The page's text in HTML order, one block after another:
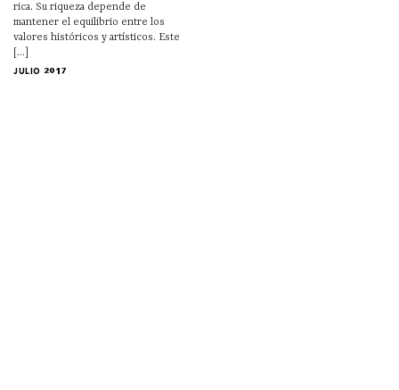
rica. Su riqueza depende de
mantener el equilibrio entre los
valores históricos y artísticos. Este
[...]
JULIO 2017